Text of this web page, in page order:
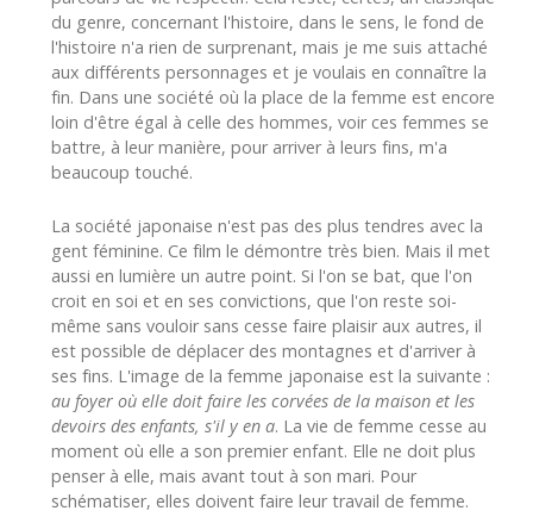
du genre, concernant l'histoire, dans le sens, le fond de
l'histoire n'a rien de surprenant, mais je me suis attaché
aux différents personnages et je voulais en connaître la
fin. Dans une société où la place de la femme est encore
loin d'être égal à celle des hommes, voir ces femmes se
battre, à leur manière, pour arriver à leurs fins, m'a
beaucoup touché.
La société japonaise n'est pas des plus tendres avec la
gent féminine. Ce film le démontre très bien. Mais il met
aussi en lumière un autre point. Si l'on se bat, que l'on
croit en soi et en ses convictions, que l'on reste soi-
même sans vouloir sans cesse faire plaisir aux autres, il
est possible de déplacer des montagnes et d'arriver à
ses fins. L'image de la femme japonaise est la suivante :
au foyer où elle doit faire les corvées de la maison et les
devoirs des enfants, s'il y en a. La vie de femme cesse au
moment où elle a son premier enfant. Elle ne doit plus
penser à elle, mais avant tout à son mari. Pour
schématiser, elles doivent faire leur travail de femme.